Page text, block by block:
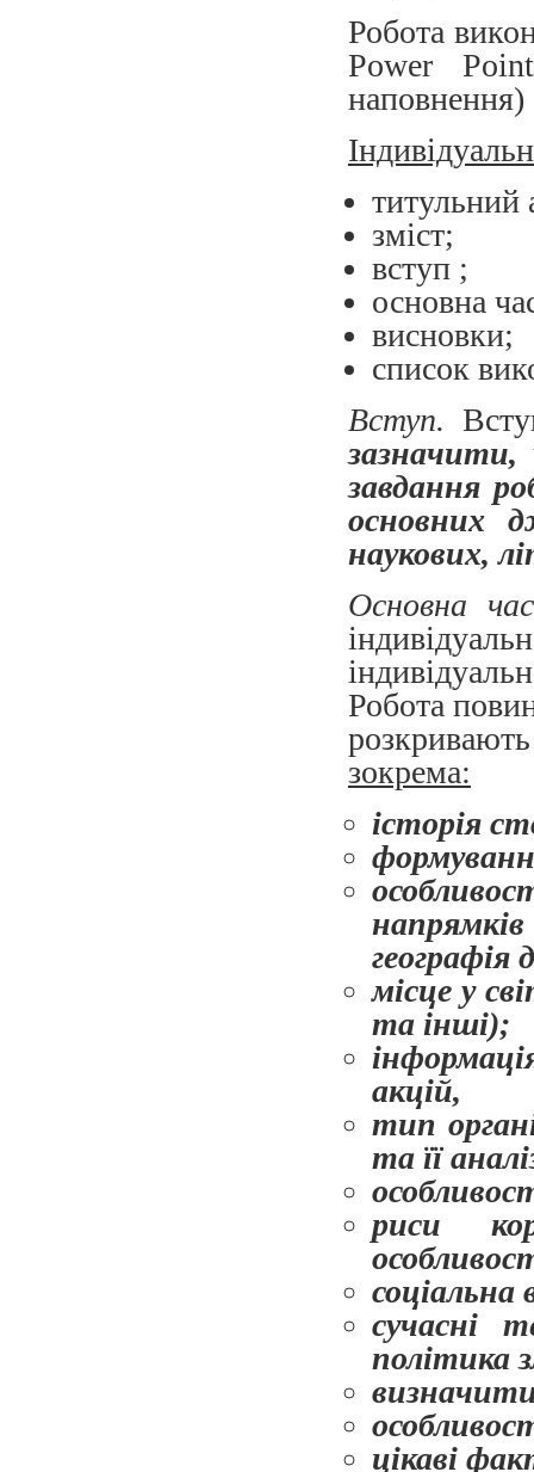
Робота
Power
наповнення)
зміст;
вступ ;
основна
висновки;
список
Вступ.
завдання
основних
наукових,
Основна
Робота
зокрема:
історія
географія
місце у
та інші);
акцій,
тип
та її
риси
соціальна
сучасні
політика
цікаві